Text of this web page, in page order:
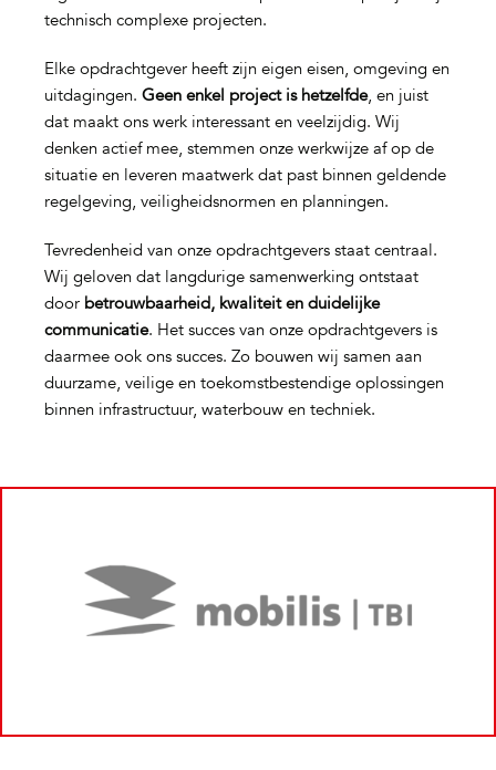
technisch complexe projecten.
Elke opdrachtgever heeft zijn eigen eisen, omgeving en
uitdagingen. Geen enkel project is hetzelfde, en juist
dat maakt ons werk interessant en veelzijdig. Wij
denken actief mee, stemmen onze werkwijze af op de
situatie en leveren maatwerk dat past binnen geldende
regelgeving, veiligheidsnormen en planningen.
Tevredenheid van onze opdrachtgevers staat centraal.
Wij geloven dat langdurige samenwerking ontstaat
door betrouwbaarheid, kwaliteit en duidelijke
communicatie. Het succes van onze opdrachtgevers is
daarmee ook ons succes. Zo bouwen wij samen aan
duurzame, veilige en toekomstbestendige oplossingen
binnen infrastructuur, waterbouw en techniek.